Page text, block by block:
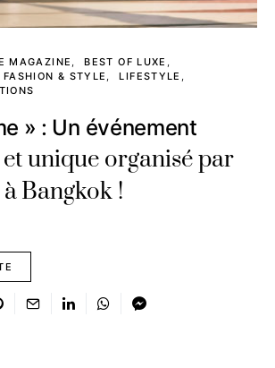
MAGAZINE
BEST OF LUXE
FASHION & STYLE
LIFESTYLE
» : Un événement
unique organisé par
Bangkok !